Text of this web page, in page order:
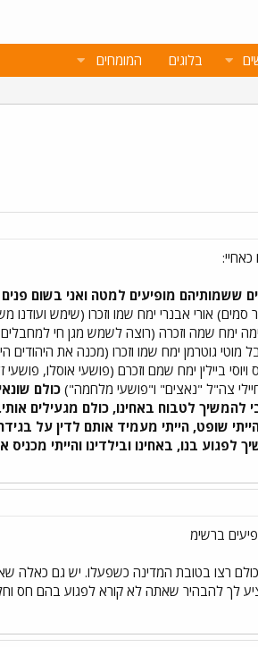
בלוגים המומחים
ששמותיהם מופיעים למטה ואני בשום
סמים) אורי אבנרי ימח שמו וזכרו (שימש
ימח שמה וזכרה (רוצה לשמש מגן חי
מוטי גוטרמן ימח שמו וזכרו (מכנה את
ביילין ימח שמם וזכרם (פושעי אוסלו,
צה"ל "נאצים" ו"פושעי מלחמה") כולם
להמשיך לטבוח באחינו, כולם מגעילים
שופט, הייתי מעמיד אותם לדין על
לפגוע בנו, באחינו ובילדינו והייתי
ברשימ
- כולם רצו בטובת המדינה כשפעלו. יש גם כאלה
לך להבהיר שאתה לא קורא לפגוע בהם חס